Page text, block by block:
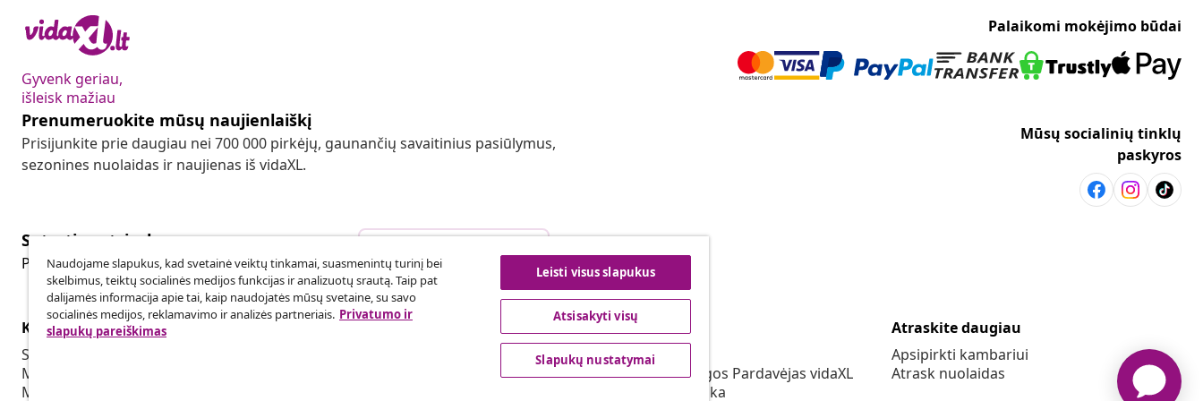
Gyvenk geriau,
išleisk mažiau
Palaikomi mokėjimo būdai
Prenumeruokite mūsų naujienlaiškį
Prisijunkite prie daugiau nei 700 000 pirkėjų, gaunančių savaitinius pasiūlymus,
sezonines nuolaidas ir naujienas iš vidaXL.
Mūsų socialinių tinklų
paskyros
Sutarties atsisakymas
Pateikite prašymą atsisakyti užsakymo.
Sutarties atsisakymas
Klientų aptarnavimas
Sekti savo užsakymą
Mano paskyra
Mokėjimas
vidaXL
Apie vidaXL
Terminai ir sąlygos Pardavėjas vidaXL
Privatumo politika
Atraskite daugiau
Apsipirkti kambariui
Atrask nuolaidas
Naudojame slapukus, kad svetainė veiktų tinkamai, suasmenintų turinį bei
skelbimus, teiktų socialinės medijos funkcijas ir analizuotų srautą. Taip pat
dalijamės informacija apie tai, kaip naudojatės mūsų svetaine, su savo
socialinės medijos, reklamavimo ir analizės partneriais. Privatumo ir
slapukų pareiškimas
Leisti visus slapukus
Atsisakyti visų
Slapukų nustatymai